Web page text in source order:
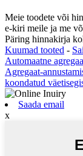
Meie toodete või
e-kiri meile ja me
Päring hinnakirja
Kuumad tooted -
Automaatne
Agregaat-
koondatud
Saada email
x